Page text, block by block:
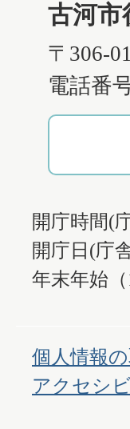
古河市
〒306-
電話番
開庁時間(
開庁日(庁
年末年始
個人情報
アクセシ